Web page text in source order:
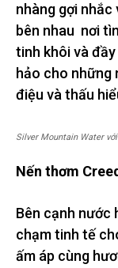
nhàng gợi nhắc
bên nhau nơi
tinh khôi và
hảo cho những
điệu và thấu
Silver Mountain Water
Nến thơm
Bên cạnh nước
chạm tinh tế
ấm áp cùng